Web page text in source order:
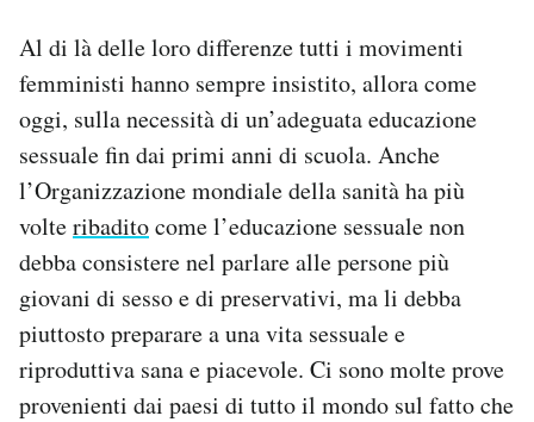
Al di là delle loro differenze tutti i movimenti
femministi hanno sempre insistito, allora come
oggi, sulla necessità di un’adeguata educazione
sessuale fin dai primi anni di scuola. Anche
l’Organizzazione mondiale della sanità ha più
volteribaditocome l’educazione sessuale non
debba consistere nel parlare alle persone più
giovani di sesso e di preservativi, ma li debba
piuttosto preparare a una vita sessuale e
riproduttiva sana e piacevole. Ci sono molte prove
provenienti dai paesi di tutto il mondo sul fatto che